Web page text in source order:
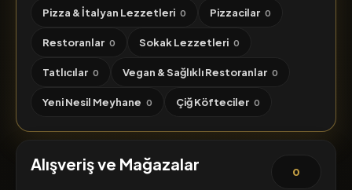
Pizza & İtalyan Lezzetleri 0 Pizzacilar 0
Restoranlar 0 Sokak Lezzetleri 0
Tatlıcılar 0 Vegan & Sağlıklı Restoranlar 0
Yeni Nesil Meyhane 0 Çiğ Köfteciler 0
Alışveriş ve Mağazalar 0